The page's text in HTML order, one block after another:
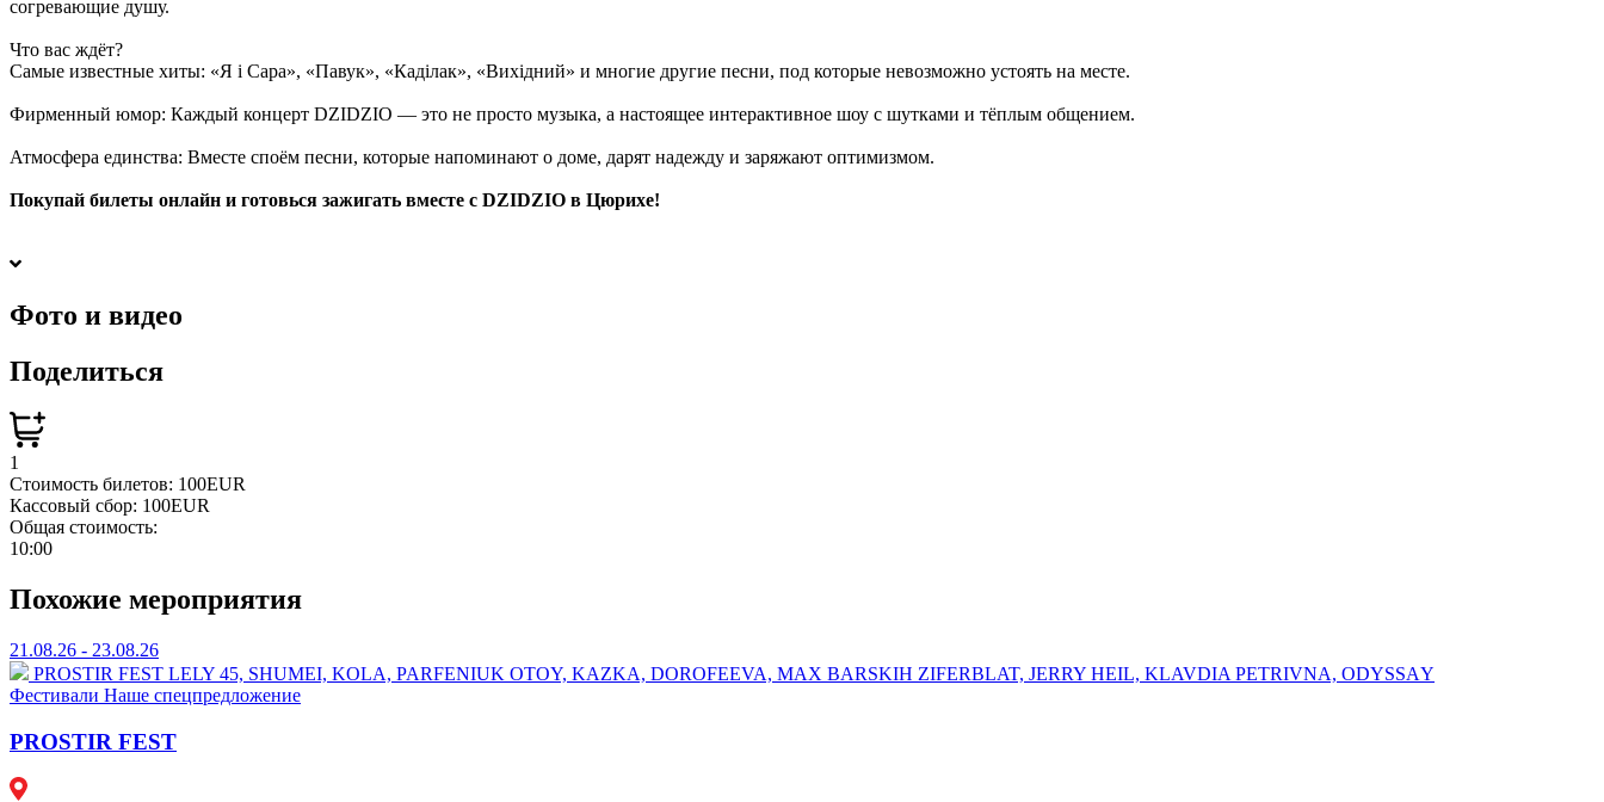
согревающие душу.
Что вас ждёт?
Самые известные хиты: «Я і Сара», «Павук», «Каділак», «Вихідний» и многие другие песни, под которые невозможно устоять на месте.
Фирменный юмор: Каждый концерт DZIDZIO — это не просто музыка, а настоящее интерактивное шоу с шутками и тёплым общением.
Атмосфера единства: Вместе споём песни, которые напоминают о доме, дарят надежду и заряжают оптимизмом.
Покупай билеты онлайн и готовься зажигать вместе с DZIDZIO в Цюрихе!
Фото и видео
Поделиться
1
Стоимость билетов: 100EUR
Кассовый сбор: 100EUR
Общая стоимость:
10:00
Похожие мероприятия
21.08.26 - 23.08.26
PROSTIR FEST ⁠LELY 45, ⁠SHUMEI,⁠ ⁠KOLA, ⁠⁠PARFENIUK OTOY, KAZKA, DOROFEEVA, MAX BARSKIH ⁠ZIFERBLAT, ⁠JERRY HEIL, ⁠⁠KLAVDIA PETRIVNA, ⁠ODYSSАY
Фестивали Наше спецпредложение
PROSTIR FEST